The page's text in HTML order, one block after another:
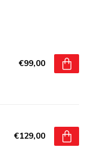
€99,00
€129,00